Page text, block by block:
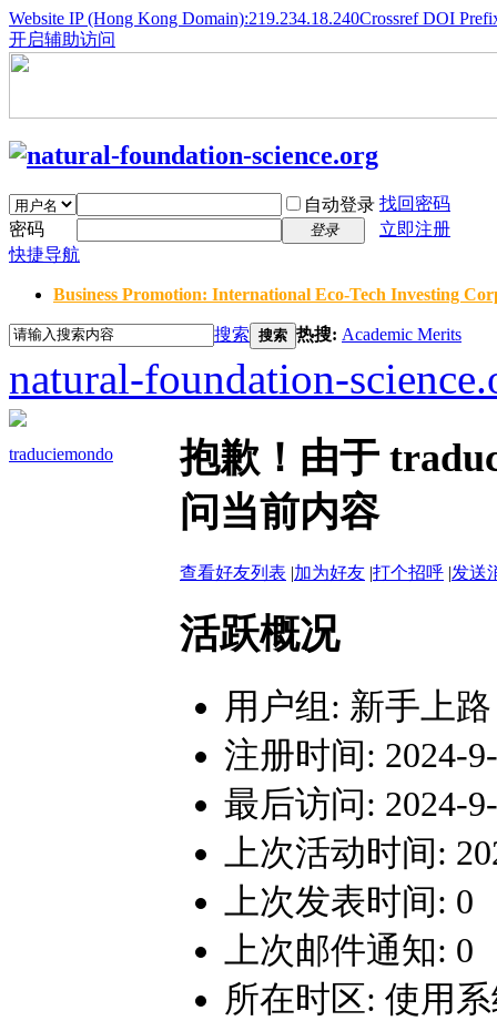
Website IP (Hong Kong Domain):219.234.18.240Crossref DOI
开启辅助访问
自动登录 找回密码
密码
登录
立即注册
快捷导航
Business Promotion: International Eco-Tech Investing
搜索 搜索 热搜: Academic Merits
natural-foundation-
traduciemondo
抱歉！由于
问当前内容
查看好友列表 |加为好友 |打个招呼 |发送
活跃概况
用户组: 新手上路
注册时间: 2024-
最后访问: 2024-
上次活动时间:
上次发表时间: 0
上次邮件通知: 0
所在时区: 使用